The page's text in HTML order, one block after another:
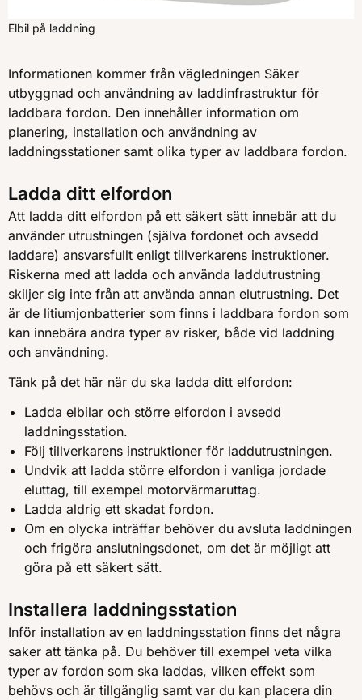
Elbil på laddning
Informationen kommer från vägledningen Säker
utbyggnad och användning av laddinfrastruktur för
laddbara fordon. Den innehåller information om
planering, installation och användning av
laddningsstationer samt olika typer av laddbara fordon.
Ladda ditt elfordon
Att ladda ditt elfordon på ett säkert sätt innebär att du
använder utrustningen (själva fordonet och avsedd
laddare) ansvarsfullt enligt tillverkarens instruktioner.
Riskerna med att ladda och använda laddutrustning
skiljer sig inte från att använda annan elutrustning. Det
är de litiumjonbatterier som finns i laddbara fordon som
kan innebära andra typer av risker, både vid laddning
och användning.
Tänk på det här när du ska ladda ditt elfordon:
Ladda elbilar och större elfordon i avsedd
laddningsstation.
Följ tillverkarens instruktioner för laddutrustningen.
Undvik att ladda större elfordon i vanliga jordade
eluttag, till exempel motorvärmaruttag.
Ladda aldrig ett skadat fordon.
Om en olycka inträffar behöver du avsluta laddningen
och frigöra anslutningsdonet, om det är möjligt att
göra på ett säkert sätt.
Installera laddningsstation
Inför installation av en laddningsstation finns det några
saker att tänka på. Du behöver till exempel veta vilka
typer av fordon som ska laddas, vilken effekt som
behövs och är tillgänglig samt var du kan placera din